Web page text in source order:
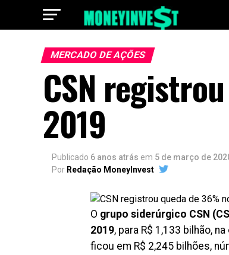
MERCADO DE AÇÕES
CSN
2019
Publicado 6 anos atrás em 5 de março de
Por Redação MoneyInvest
O grupo siderúrgico CSN
2019, para R$ 1,133 bilhão,
ficou em R$ 2,245 bilhões,